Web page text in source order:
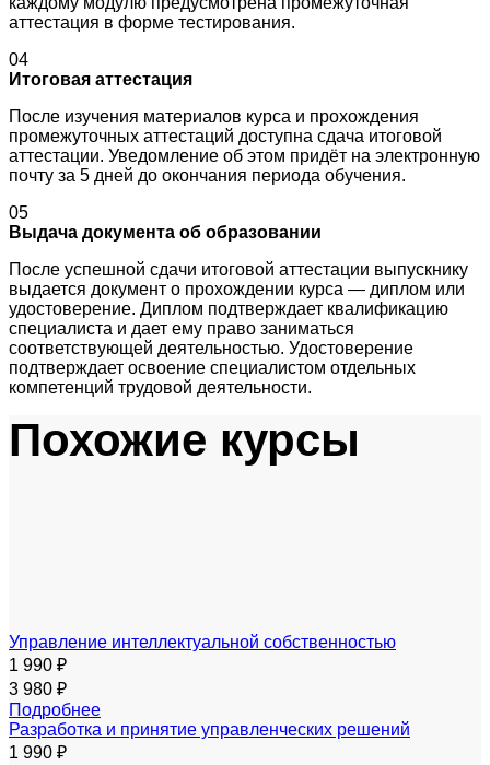
аттестация в форме тестирования.
04
Итоговая аттестация
После изучения материалов курса и прохождения
промежуточных аттестаций доступна сдача итоговой
аттестации. Уведомление об этом придёт на электронную
почту за 5 дней до окончания периода обучения.
05
Выдача документа об образовании
После успешной сдачи итоговой аттестации выпускнику
выдается документ о прохождении курса — диплом или
удостоверение. Диплом подтверждает квалификацию
специалиста и дает ему право заниматься
соответствующей деятельностью. Удостоверение
подтверждает освоение специалистом отдельных
компетенций трудовой деятельности.
Похожие курсы
Управление интеллектуальной собственностью
1 990 ₽
3 980 ₽
Подробнее
Разработка и принятие управленческих решений
1 990 ₽